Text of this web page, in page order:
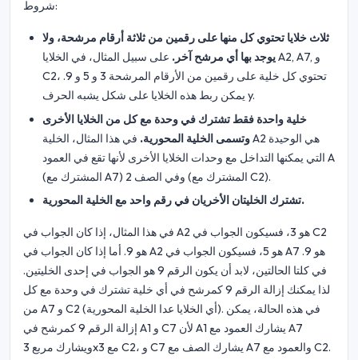
شروط:
ثلاث خلايا تحتوي كل منها على رقمين من ثلاثة أرقام مرشحة، ولا
يوجد بها أي مرشح آخر. على سبيل المثال، في الخلايا A2, A7, و
C2، تحتوي كل خلية على رقمين من الأرقام المرشحة 3 و 5 و 9.
يمكن ربط هذه الخلايا على شكل يشبه الحرف y.
خلية واحدة فقط تشترك في وحدة مع كل من الخلايا الأخرى
وتسمى الخلية المحورية. في هذا المثال، الخلية A2 هي الوحيدة
التي يمكنها التداخل مع وحدات الخلايا الأخرى لأنها تقع في العمود A
(المشترك مع A7) وفي الصف 2 (المشترك مع C2).
تشترك الخليتان الأخريان في رقم واحد مع الخلية المحورية.
في هذا المثال، إذا كان الجواب في A2 هو 3، فسيكون الجواب في C2
هو 9. أما إذا كان الجواب في A2 هو 5، فسيكون الجواب في A7 هو 9.
في كلتا الحالتين، لابد أن يكون الرقم 9 هو الجواب في إحدى الخليتين.
لذا يمكنك إزالة الرقم 9 كمرشح في أي خلية تشترك في وحدة مع كل
من A7 و C2 (أي الخلايا عدا الخلية المحورية). في هذه الحالة، يمكن
إزالة الرقم 9 كمرشح في A1 و C7 لأن A1 يشارك العمود مع A7
ويشارك مربع 3x3 مع C2، و C7 يشارك الصف مع A7 والعمود مع C2.